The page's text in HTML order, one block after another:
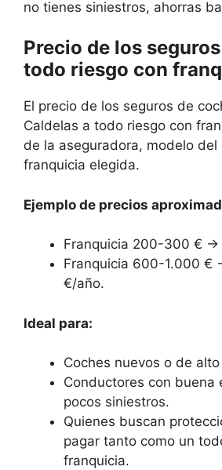
no tienes siniestros, ahorras
Precio de los
todo riesgo con
El precio de los seguros de
Caldelas a todo riesgo con
de la aseguradora, modelo del
franquicia elegida.
Ejemplo de precios
Franquicia 200-300 €
Franquicia 600-1.000
€/año.
Ideal para:
Coches nuevos o de alto
Conductores con buena
pocos siniestros.
Quienes buscan
pagar tanto como un
franquicia.